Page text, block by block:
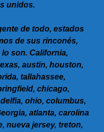
unidos.
de todo, estados
de sus rinconés,
son. California,
austin, houston,
tallahassee,
chicago,
ohio, columbus,
atlanta, carolina
nueva jersey, treton,